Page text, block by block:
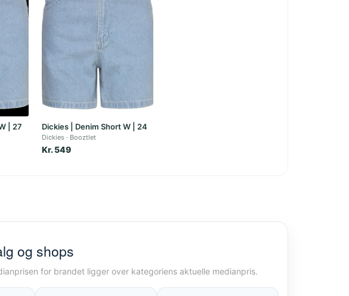
| 27 Dickies | Denim Short W | 24
Dickies Booztlet
Kr. 549
og shops
for brandet ligger over kategoriens aktuelle medianpris.